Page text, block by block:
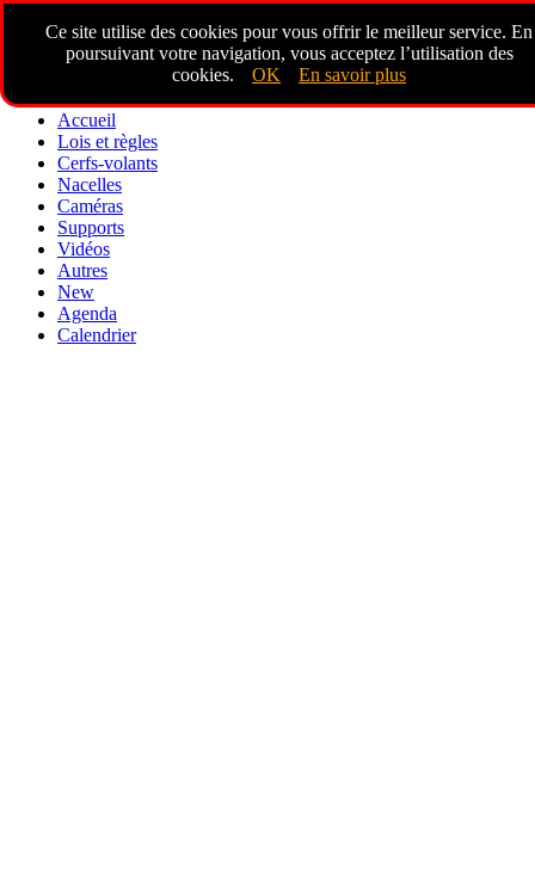
Accueil
Lois et règles
Cerfs-volants
Nacelles
Caméras
Supports
Vidéos
Autres
New
Agenda
Calendrier
Ce site utilise des cookies pour vous offrir le meilleur service. En
poursuivant votre navigation, vous acceptez l’utilisation des
cookies.
OK En savoir plus